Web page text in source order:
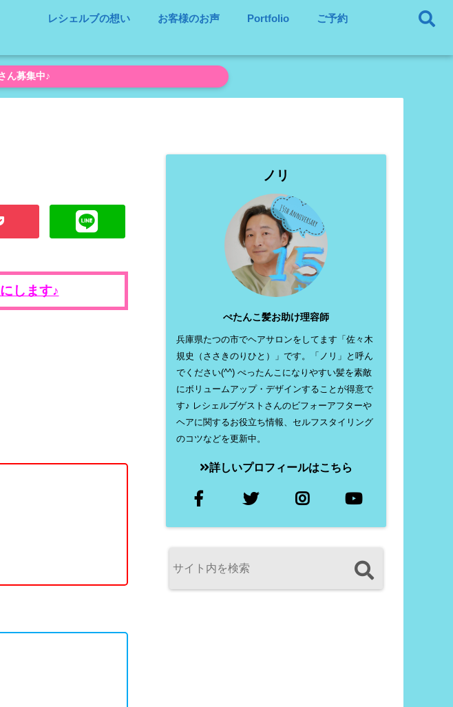
レシェルブの想い お客様のお声 Portfolio ご予約
ん募集中♪
します♪
ノリ
ぺたんこ髪お助け理容師
兵庫県たつの市でヘアサロンをしてます「佐々木
規史（ささきのりひと）」です。「ノリ」と呼ん
でください(^^) ぺったんこになりやすい髪を素敵
にボリュームアップ・デザインすることが得意で
す♪ レシェルブゲストさんのビフォーアフターや
ヘアに関するお役立ち情報、セルフスタイリング
のコツなどを更新中。
詳しいプロフィールはこちら